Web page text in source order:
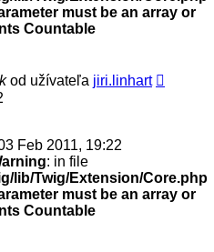
must be an array or
Countable
od užívateľa jiri.linhart
Feb 2011, 19:22
: in file
lib/Twig/Extension/Core.php
must be an array or
Countable